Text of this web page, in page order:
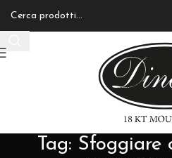
Tag: Sfoggiare